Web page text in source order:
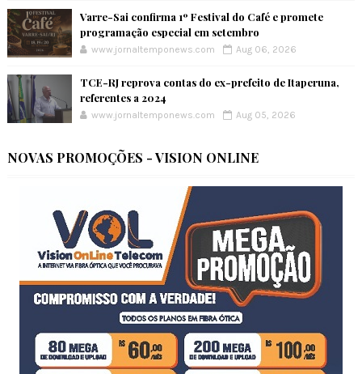
Varre-Sai confirma 1º Festival do Café e promete
programação especial em setembro
www.jornaltemponews.com Aug 06, 2026
TCE-RJ reprova contas do ex-prefeito de Itaperuna,
referentes a 2024
www.jornaltemponews.com Aug 05, 2026
NOVAS PROMOÇÕES - VISION ONLINE